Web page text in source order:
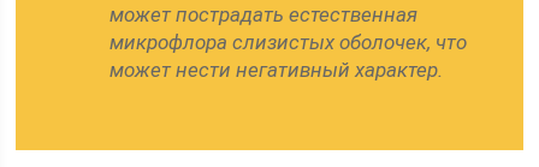
может пострадать естественная
микрофлора слизистых оболочек, что
может нести негативный характер.